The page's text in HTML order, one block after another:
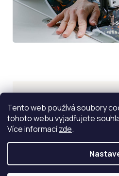
Tento web používá soubory
tohoto webu vyjadřujete
Více informacízde.
Inspirace
ZOBRAZIT VÍCE